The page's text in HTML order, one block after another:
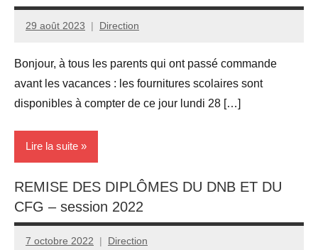
29 août 2023 Direction
Bonjour, à tous les parents qui ont passé commande
avant les vacances :​ les fournitures scolaires sont
disponibles à compter de ce jour lundi 28 […]
Lire la suite
Actualités
REMISE DES DIPLÔMES DU DNB ET DU
CFG – session 2022
7 octobre 2022 Direction